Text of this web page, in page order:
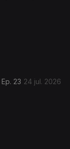
Ep. 23 24 jul. 2026